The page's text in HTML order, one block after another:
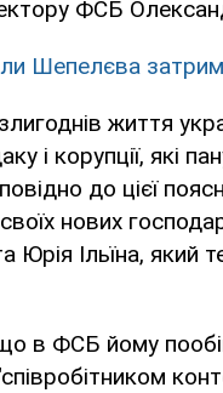
ФСБ
Шепелєва
життя
і корупції, які
до цієї
нових
Юрія Ільїна, який
в ФСБ йому